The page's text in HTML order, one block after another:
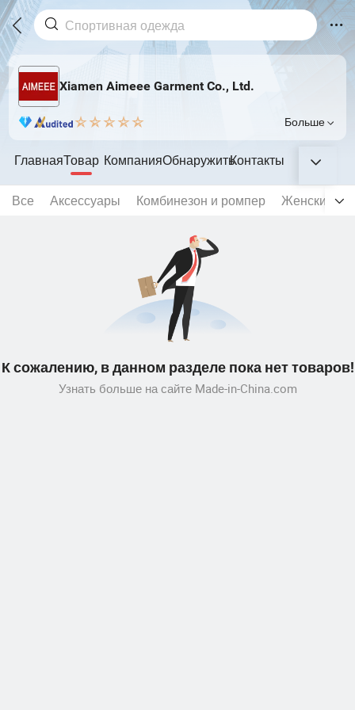
Xiamen Aimeee Garment Co., Ltd.
Больше
ГлавнаяТовар КомпанияОбнаружитьКонтакты
Все Аксессуары Комбинезон и ромпер Женский
К сожалению, в данном разделе пока нет товаров!
Узнать больше на сайте Made-in-China.com